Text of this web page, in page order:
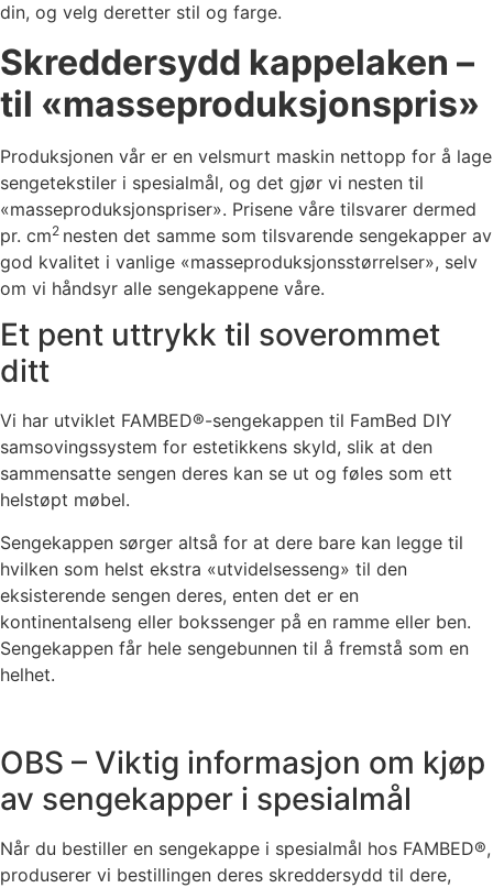
din, og velg deretter stil og farge.
Skreddersydd kappelaken –
til «masseproduksjonspris»
Produksjonen vår er en velsmurt maskin nettopp for å lage
sengetekstiler i spesialmål, og det gjør vi nesten til
«masseproduksjonspriser». Prisene våre tilsvarer dermed
pr. cm2 nesten det samme som tilsvarende sengekapper av
god kvalitet i vanlige «masseproduksjonsstørrelser», selv
om vi håndsyr alle sengekappene våre.
Et pent uttrykk til soverommet
ditt
Vi har utviklet FAMBED®-sengekappen til FamBed DIY
samsovingssystem for estetikkens skyld, slik at den
sammensatte sengen deres kan se ut og føles som ett
helstøpt møbel.
Sengekappen sørger altså for at dere bare kan legge til
hvilken som helst ekstra «utvidelsesseng» til den
eksisterende sengen deres, enten det er en
kontinentalseng eller bokssenger på en ramme eller ben.
Sengekappen får hele sengebunnen til å fremstå som en
helhet.
OBS – Viktig informasjon om kjøp
av sengekapper i spesialmål
Når du bestiller en sengekappe i spesialmål hos FAMBED®,
produserer vi bestillingen deres skreddersydd til dere,